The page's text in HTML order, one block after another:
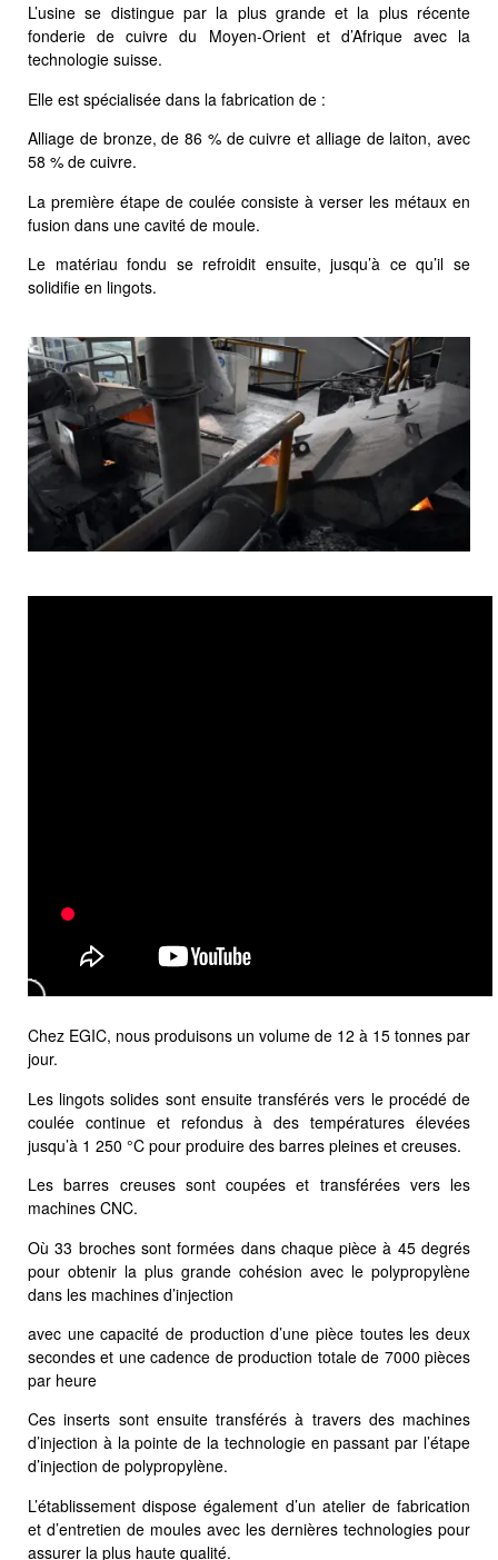
L’usine se distingue par la plus grande et la plus récente
fonderie de cuivre du Moyen-Orient et d’Afrique avec la
technologie suisse.
Elle est spécialisée dans la fabrication de :
Alliage de bronze, de 86 % de cuivre et alliage de laiton, avec
58 % de cuivre.
La première étape de coulée consiste à verser les métaux en
fusion dans une cavité de moule.
Le matériau fondu se refroidit ensuite, jusqu’à ce qu’il se
solidifie en lingots.
Chez EGIC, nous produisons un volume de 12 à 15 tonnes par
jour.
Les lingots solides sont ensuite transférés vers le procédé de
coulée continue et refondus à des températures élevées
jusqu’à 1 250 °C pour produire des barres pleines et creuses.
Les barres creuses sont coupées et transférées vers les
machines CNC.
Où 33 broches sont formées dans chaque pièce à 45 degrés
pour obtenir la plus grande cohésion avec le polypropylène
dans les machines d’injection
avec une capacité de production d’une pièce toutes les deux
secondes et une cadence de production totale de 7000 pièces
par heure
Ces inserts sont ensuite transférés à travers des machines
d’injection à la pointe de la technologie en passant par l’étape
d’injection de polypropylène.
L’établissement dispose également d’un atelier de fabrication
et d’entretien de moules avec les dernières technologies pour
assurer la plus haute qualité.